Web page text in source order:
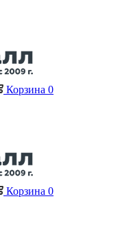
Корзина 0
Корзина 0